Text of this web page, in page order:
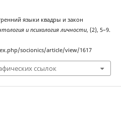
языки квадры и закон
и психология личности, (2), 5–9.
socionics/article/view/1617
ссылок